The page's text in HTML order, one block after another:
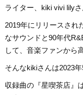
ライター、kiki vivi lilyさ
2019年にリリースされ
なサウンドと90年代
して、音楽ファンから
そんなkikiさんは2023
収録曲の『星喫茶店』